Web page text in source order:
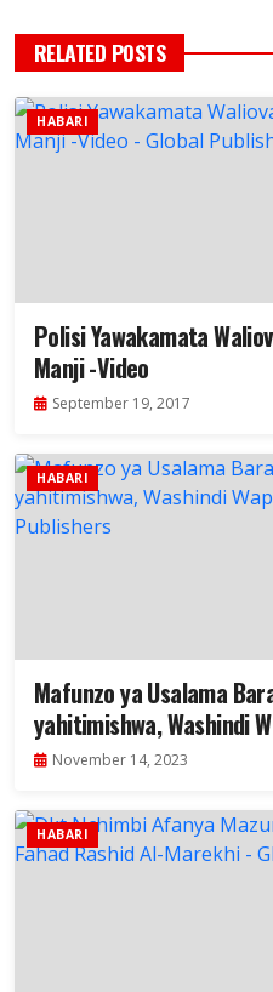
RELATED POSTS
HABARI
Polisi Yawakamata
Manji -Video
September 19, 2017
HABARI
Mafunzo ya Usalama
yahitimishwa, Washindi
November 14, 2023
HABARI